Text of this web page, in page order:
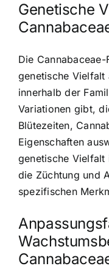
Genetische
Die
genetische Vielfalt
innerhalb der
Variationen gibt,
Blütezeiten,
Eigenschaften
genetische
die Züchtung und
spezifischen